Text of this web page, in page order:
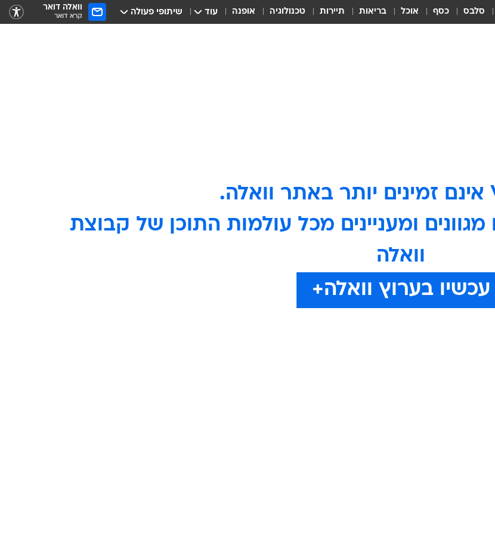
סלבס כסף אוכל בריאות תיירות טכנולוגיה אופנה עוד שיתופי פעולה וואלה דואר
קרא דואר
מגוונים ומעניינים מכל עולמות התוכן של קבוצת
וואלה
עכשיו בערוץ וואלה+